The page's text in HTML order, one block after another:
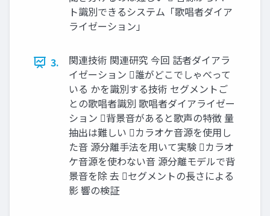
ト識別できるシステム「歌唱者ダイア
ライゼーション」
3.
関連技術 関連研究 今回 話者ダイアラ
イゼーション 誰がどこでしゃべって
いる かを識別する技術 セグメントご
との歌唱者識別 歌唱者ダイアライゼー
ション 背景音があると歌声の特徴 量
抽出は難しい カラオケ音源を使用し
た音 源分離手法を用いて実験 カラオ
ケ音源を使わない音 源分離モデルで背
景音を除 去 セグメントの長さによる
影 響の検証